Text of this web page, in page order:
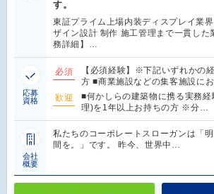
す。
東証プライム上場内装ディスプレイ業
ザイン設計 制作 施工管理まで一貫した
務詳細】…
応募
資格
必須
【必須経験】※下記いずれかの
方 ■商業施設などの集客施設に
歓迎
■何かしらの建築物に携る実務
理)を1年以上お持ちの方 ※分…
会社
概要
私たちのコーポレートスローガンは「
間を。」です。 昨今、世界中…